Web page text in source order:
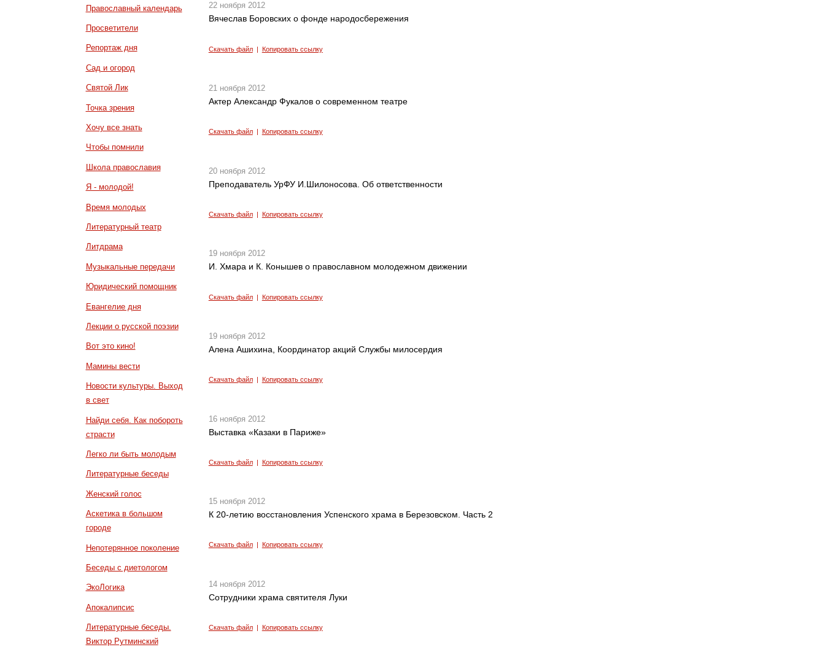
Православный календарь
Просветители
Репортаж дня
Сад и огород
Святой Лик
Точка зрения
Хочу все знать
Чтобы помнили
Школа православия
Я - молодой!
Время молодых
Литературный театр
Литдрама
Музыкальные передачи
Юридический помощник
Евангелие дня
Лекции о русской поэзии
Вот это кино!
Мамины вести
Новости культуры. Выход
в свет
Найди себя. Как побороть
страсти
Легко ли быть молодым
Литературные беседы
Женский голос
Аскетика в большом
городе
Непотерянное поколение
Беседы с диетологом
ЭкоЛогика
Апокалипсис
Литературные беседы.
Виктор Рутминский
22 ноября 2012
Вячеслав Боровских о фонде народосбережения
Скачать файл| Копировать ссылку
21 ноября 2012
Актер Александр Фукалов о современном театре
Скачать файл| Копировать ссылку
20 ноября 2012
Преподаватель УрФУ И.Шилоносова. Об ответственности
Скачать файл| Копировать ссылку
19 ноября 2012
И. Хмара и К. Конышев о православном молодежном движении
Скачать файл| Копировать ссылку
19 ноября 2012
Алена Ашихина, Координатор акций Службы милосердия
Скачать файл| Копировать ссылку
16 ноября 2012
Выставка «Казаки в Париже»
Скачать файл| Копировать ссылку
15 ноября 2012
К 20-летию восстановления Успенского храма в Березовском. Часть 2
Скачать файл| Копировать ссылку
14 ноября 2012
Сотрудники храма святителя Луки
Скачать файл| Копировать ссылку